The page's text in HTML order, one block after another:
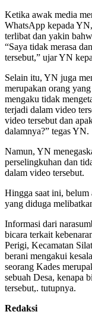
Ketika awak media
WhatsApp kepada
terlibat dan yakin
“Saya tidak merasa
tersebut,” ujar YN
Selain itu, YN juga
merupakan orang
mengaku tidak
terjadi dalam video
video tersebut dan
dalamnya?” tegas YN.
Namun, YN
perselingkuhan dan
dalam video tersebut.
Hingga saat ini,
yang diduga
Informasi dari
bicara terkait
Perigi, Kecamatan
berani mengakui
seorang Kades
sebuah Desa, kenapa
tersebut,. tutupnya.
Redaksi